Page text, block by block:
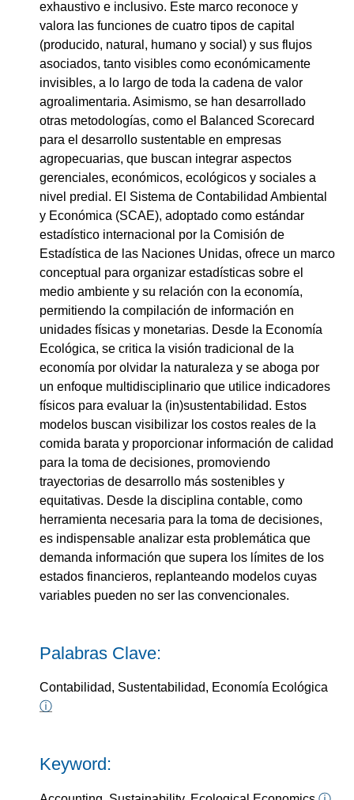
exhaustivo e inclusivo. Este marco reconoce y
valora las funciones de cuatro tipos de capital
(producido, natural, humano y social) y sus flujos
asociados, tanto visibles como económicamente
invisibles, a lo largo de toda la cadena de valor
agroalimentaria. Asimismo, se han desarrollado
otras metodologías, como el Balanced Scorecard
para el desarrollo sustentable en empresas
agropecuarias, que buscan integrar aspectos
gerenciales, económicos, ecológicos y sociales a
nivel predial. El Sistema de Contabilidad Ambiental
y Económica (SCAE), adoptado como estándar
estadístico internacional por la Comisión de
Estadística de las Naciones Unidas, ofrece un marco
conceptual para organizar estadísticas sobre el
medio ambiente y su relación con la economía,
permitiendo la compilación de información en
unidades físicas y monetarias. Desde la Economía
Ecológica, se critica la visión tradicional de la
economía por olvidar la naturaleza y se aboga por
un enfoque multidisciplinario que utilice indicadores
físicos para evaluar la (in)sustentabilidad. Estos
modelos buscan visibilizar los costos reales de la
comida barata y proporcionar información de calidad
para la toma de decisiones, promoviendo
trayectorias de desarrollo más sostenibles y
equitativas. Desde la disciplina contable, como
herramienta necesaria para la toma de decisiones,
es indispensable analizar esta problemática que
demanda información que supera los límites de los
estados financieros, replanteando modelos cuyas
variables pueden no ser las convencionales.
Palabras Clave:
Contabilidad, Sustentabilidad, Economía Ecológica
ⓘ
Keyword: